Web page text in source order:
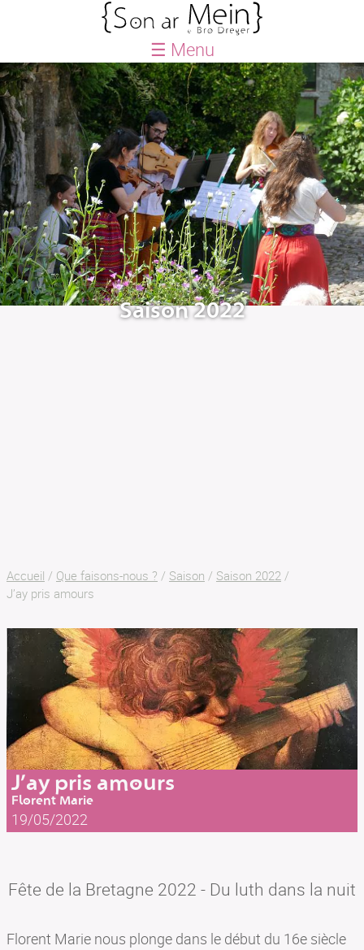
☰ Menu
ACCUEIL
BLOG
AGENDA
QUE FAISONS-NOUS ?
Saison
Le Petit Festival
Créations
Actions culturelles
Le Petit chœurSaison 2022
Accueil / Que faisons-nous ? / Saison / Saison 2022 /
J’ay pris amours
J’ay pris amours
Florent Marie
19/05/2022
Fête de la Bretagne 2022 - Du luth dans la nuit
Florent Marie nous plonge dans le début du 16e siècle